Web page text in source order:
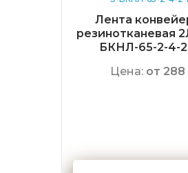
Лента
резинотканевая
БКНЛ-65-2-4-
Цена: от 288